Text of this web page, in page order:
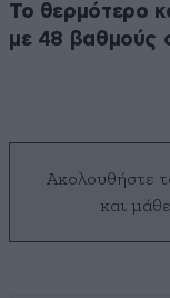
Το θερμότερο
με 48 βαθμούς
Ακολουθήστε
και